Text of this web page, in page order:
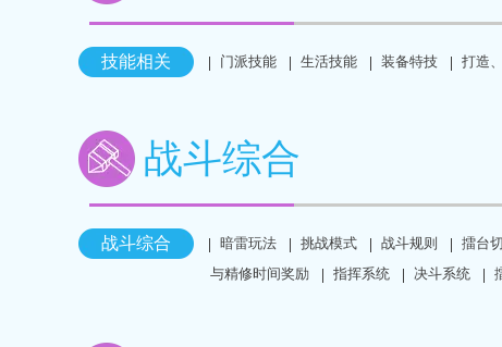
技能相关 门派技能 生活技能 装备特技 打造
战斗综合
战斗综合 暗雷玩法 挑战模式 战斗规则 擂台
与精修时间奖励
指挥系统 决斗系统